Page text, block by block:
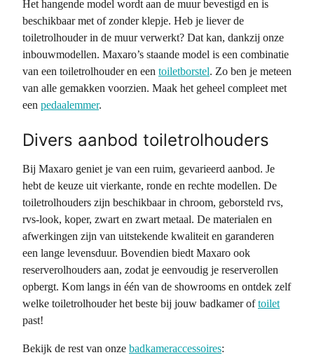
Het hangende model wordt aan de muur bevestigd en is
beschikbaar met of zonder klepje. Heb je liever de
toiletrolhouder in de muur verwerkt? Dat kan, dankzij onze
inbouwmodellen. Maxaro’s staande model is een combinatie
van een toiletrolhouder en een toiletborstel. Zo ben je meteen
van alle gemakken voorzien. Maak het geheel compleet met
een pedaalemmer.
Divers aanbod toiletrolhouders
Bij Maxaro geniet je van een ruim, gevarieerd aanbod. Je
hebt de keuze uit vierkante, ronde en rechte modellen. De
toiletrolhouders zijn beschikbaar in chroom, geborsteld rvs,
rvs-look, koper, zwart en zwart metaal. De materialen en
afwerkingen zijn van uitstekende kwaliteit en garanderen
een lange levensduur. Bovendien biedt Maxaro ook
reserverolhouders aan, zodat je eenvoudig je reserverollen
opbergt. Kom langs in één van de showrooms en ontdek zelf
welke toiletrolhouder het beste bij jouw badkamer oftoilet
past!
Bekijk de rest van onze badkameraccessoires: